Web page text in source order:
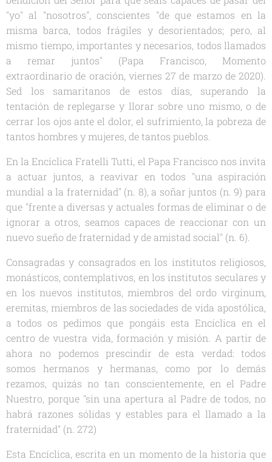
"yo" al "nosotros", conscientes "de que estamos en la
misma barca, todos frágiles y desorientados; pero, al
mismo tiempo, importantes y necesarios, todos llamados
a remar juntos" (Papa Francisco, Momento
extraordinario de oración, viernes 27 de marzo de 2020).
Sed los samaritanos de estos días, superando la
tentación de replegarse y llorar sobre uno mismo, o de
cerrar los ojos ante el dolor, el sufrimiento, la pobreza de
tantos hombres y mujeres, de tantos pueblos.
En la EncíclicaFratelli Tutti, el Papa Francisco nos invita
a actuar juntos, a reavivar en todos "una aspiración
mundial a la fraternidad" (n. 8), a soñar juntos (n. 9) para
que "frente a diversas y actuales formas de eliminar o de
ignorar a otros, seamos capaces de reaccionar con un
nuevo sueño de fraternidad y de amistad social" (n. 6).
Consagradas y consagrados en los institutos religiosos,
monásticos, contemplativos, en los institutos seculares y
en los nuevos institutos, miembros delordo virginum,
eremitas, miembros de las sociedades de vida apostólica,
a todos os pedimos que pongáis esta Encíclica en el
centro de vuestra vida, formación y misión. A partir de
ahora no podemos prescindir de esta verdad: todos
somos hermanos y hermanas, como por lo demás
rezamos, quizás no tan conscientemente, en el Padre
Nuestro, porque "sin una apertura al Padre de todos, no
habrá razones sólidas y estables para el llamado a la
fraternidad" (n. 272)
Esta Encíclica, escrita en un momento de la historia que